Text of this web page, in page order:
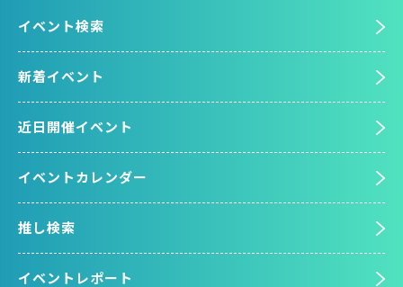
イベント検索
新着イベント
近日開催イベント
イベントカレンダー
推し検索
イベントレポート